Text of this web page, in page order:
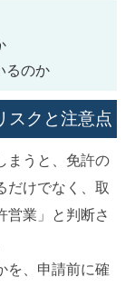
るのか
スクと注意点
まうと、免許の
だけでなく、取
営業」と判断さ
を、申請前に確